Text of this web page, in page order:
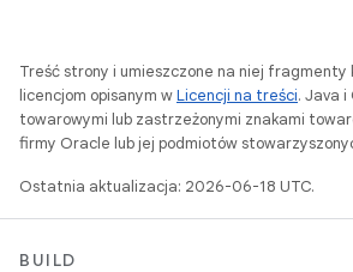
Treść strony i umieszczone na niej fragmenty
licencjom opisanym wLicencji na treści. Java i
towarowymi lub zastrzeżonymi znakami
firmy Oracle lub jej podmiotów
Ostatnia aktualizacja: 2026-06-18 UTC.
BUILD